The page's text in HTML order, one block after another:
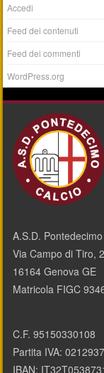
Accedi
Feed dei contenuti
Feed dei commenti
WordPress.org
A.S.D.
Via Campo di Tiro,
16164 Genova GE
Matricola FIGC
C.F. 95150330108
Partita IVA:
IBAN: